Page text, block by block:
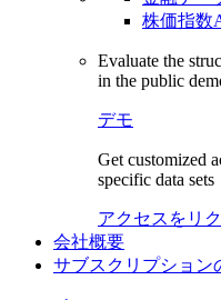
株価指数
Evaluate the
in the public
デモ
Get customized
specific data sets
アクセスをリ
会社概要
サブスクリプション